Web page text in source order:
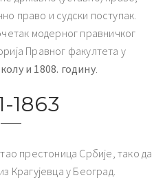
право и судски поступак.
модерног правничког
Правног факултета у
и 1808. годину.
1863
престоница Србије, тако да
Крагујевца у Београд.